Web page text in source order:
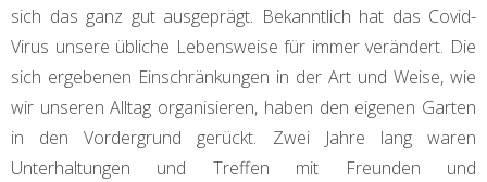
sich das ganz gut ausgeprägt. Bekanntlich hat das Covid-
Virus unsere übliche Lebensweise für immer verändert. Die
sich ergebenen Einschränkungen in der Art und Weise, wie
wir unseren Alltag organisieren, haben den eigenen Garten
in den Vordergrund gerückt. Zwei Jahre lang waren
Unterhaltungen und Treffen mit Freunden und